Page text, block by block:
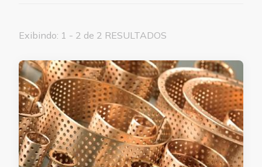
Exibindo: 1 - 2 de 2 RESULTADOS